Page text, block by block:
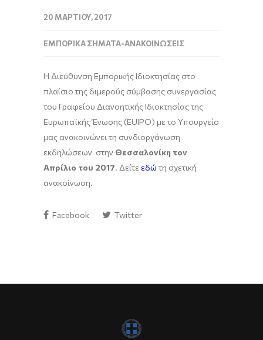
20 ΜΑΡΤΊΟΥ, 2017
ΕΜΠΟΡΙΚΆ ΣΉΜΑΤΑ-ΑΝΑΚΟΙΝΏΣΕΙΣ
Η Διεύθυνση Εμπορικής Ιδιοκτησίας στο
πλαίσιο της διμερούς σύμβασης συνεργασίας
του Γραφείου Διανοητικής Ιδιοκτησίας της
Ευρωπαϊκής Ένωσης (EUIPO) με το Υπουργείο
μας ανακοινώνει τη συνδιοργάνωση
εκδηλώσεων στην Θεσσαλονίκη τον
Απρίλιο του 2017. Δείτε εδώ τη σχετική
ανακοίνωση.
Facebook Twitter